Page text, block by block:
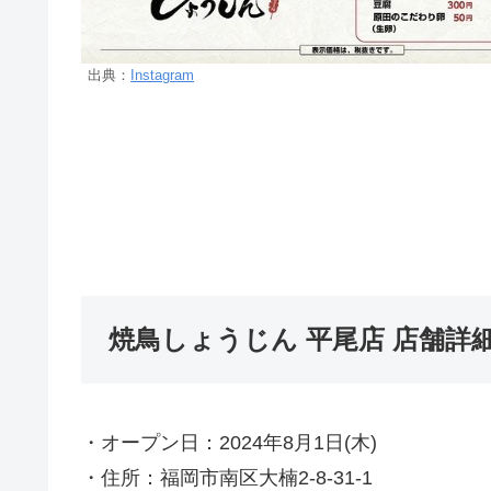
出典： Instagram
焼鳥しょうじん 平尾店 店舗詳
・オープン日：2024年8月1日(木)
・住所：福岡市南区大楠2-8-31-1